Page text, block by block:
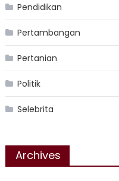
Pendidikan
Pertambangan
Pertanian
Politik
Selebrita
Archives